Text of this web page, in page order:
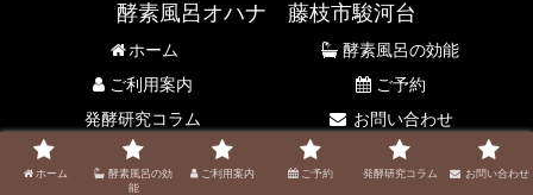
酵素風呂オハナ 藤枝市駿河台
ホーム
酵素風呂の効能
ご利用案内
ご予約
発酵研究コラム
お問い合わせ
© 2021 酵素風呂オハナ 藤枝市駿河台.
ホーム
酵素風呂の効
能
ご利用案内 ご予約 発酵研究コラム お問い合わせ